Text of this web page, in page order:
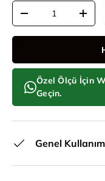
Adet
Adeti azalt
Adeti
Özel Ölçü İçin
Geçin.
Genel Kullanım